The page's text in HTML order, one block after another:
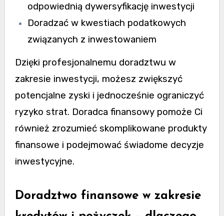
odpowiednią dywersyfikację inwestycji
Doradzać w kwestiach podatkowych
związanych z inwestowaniem
Dzięki profesjonalnemu doradztwu w
zakresie inwestycji, możesz zwiększyć
potencjalne zyski i jednocześnie ograniczyć
ryzyko strat. Doradca finansowy pomoże Ci
również zrozumieć skomplikowane produkty
finansowe i podejmować świadome decyzje
inwestycyjne.
Doradztwo finansowe w zakresie